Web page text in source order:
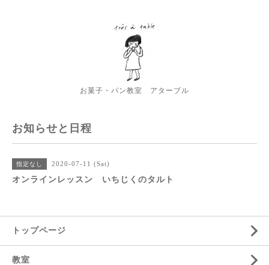
お菓子・パン教室 アターブル
お知らせと日程
指定なし 2020-07-11 (Sat)
オンラインレッスン いちじくのタルト
トップページ
教室